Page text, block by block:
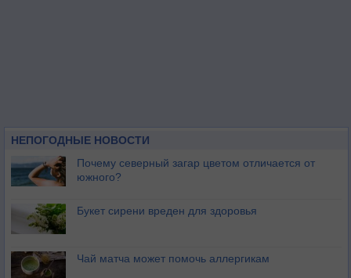
НЕПОГОДНЫЕ НОВОСТИ
Почему северный загар цветом отличается от
южного?
Букет сирени вреден для здоровья
Чай матча может помочь аллергикам